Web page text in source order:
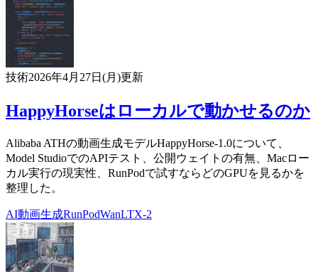
技術2026年4月27日(月)更新
HappyHorseはローカルで動かせるのか
Alibaba ATHの動画生成モデルHappyHorse-1.0について、
Model StudioでのAPIテスト、公開ウェイトの有無、Macロー
カル実行の現実性、RunPodで試すならどのGPUを見るかを
整理した。
AI動画生成RunPodWanLTX-2